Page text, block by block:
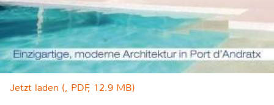
Jetzt laden (, PDF, 12.9 MB)